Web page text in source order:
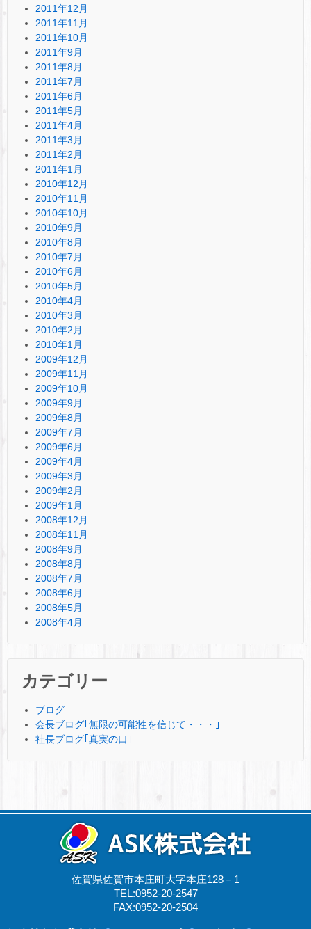
2011年12月
2011年11月
2011年10月
2011年9月
2011年8月
2011年7月
2011年6月
2011年5月
2011年4月
2011年3月
2011年2月
2011年1月
2010年12月
2010年11月
2010年10月
2010年9月
2010年8月
2010年7月
2010年6月
2010年5月
2010年4月
2010年3月
2010年2月
2010年1月
2009年12月
2009年11月
2009年10月
2009年9月
2009年8月
2009年7月
2009年6月
2009年4月
2009年3月
2009年2月
2009年1月
2008年12月
2008年11月
2008年9月
2008年8月
2008年7月
2008年6月
2008年5月
2008年4月
カテゴリー
ブログ
会長ブログ｢無限の可能性を信じて・・・｣
社長ブログ｢真実の口｣
佐賀県佐賀市本庄町大字本庄128－1
TEL:0952-20-2547
FAX:0952-20-2504